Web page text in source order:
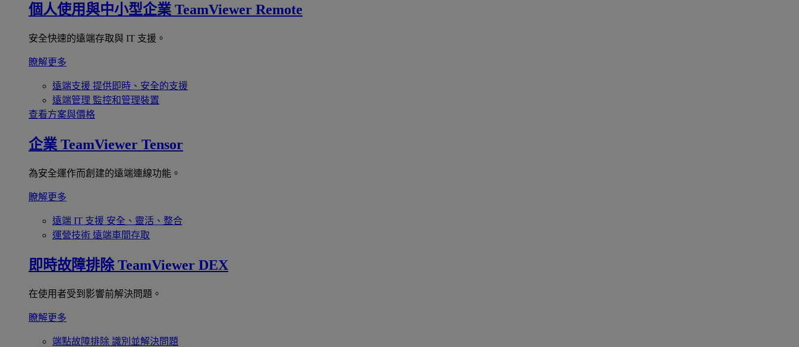
個人使用與中小型企業 TeamViewer Remote
安全快速的遠端存取與 IT 支援。
瞭解更多
遠端支援 提供即時、安全的支援
遠端管理 監控和管理裝置
查看方案與價格
企業 TeamViewer Tensor
為安全運作而創建的遠端連線功能。
瞭解更多
遠端 IT 支援 安全、靈活、整合
運營技術 遠端車間存取
即時故障排除 TeamViewer DEX
在使用者受到影響前解決問題。
瞭解更多
端點故障排除 識別並解決問題